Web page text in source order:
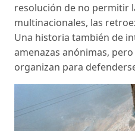
resolución de no permitir
multinacionales, las
Una historia también de
amenazas anónimas,
organizan para